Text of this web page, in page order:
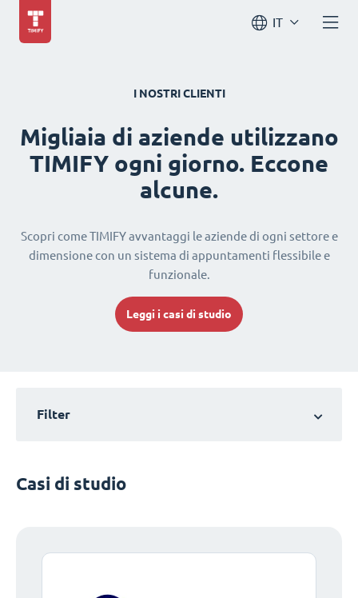
IT
I NOSTRI CLIENTI
Migliaia di aziende utilizzano
TIMIFY ogni giorno. Eccone
alcune.
Scopri come TIMIFY avvantaggi le aziende di ogni settore e
dimensione con un sistema di appuntamenti flessibile e
funzionale.
Leggi i casi di studio
Filter
Casi di studio